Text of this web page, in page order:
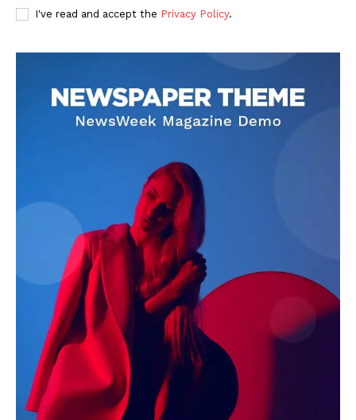
DOWNLOAD NOW
AIN NEWS 1
Contact Us
About Us
Privacy Policy
Terms of Use Agreement
Facebook
X WhatsApp
Share
I've read and accept the Privacy Policy.